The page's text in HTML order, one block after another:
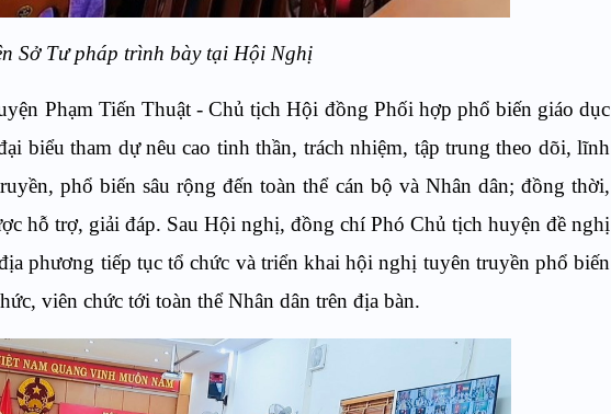
Sở Tư pháp trình bày tại Hội Nghị
Phạm Tiến Thuật - Chủ tịch Hội đồng Phối hợp phổ biến giáo dục
biểu tham dự nêu cao tinh thần, trách nhiệm, tập trung theo dõi, lĩnh
phổ biến sâu rộng đến toàn thể cán bộ và Nhân dân; đồng thời,
hỗ trợ, giải đáp. Sau Hội nghị, đồng chí Phó Chủ tịch huyện đề nghị
phương tiếp tục tổ chức và triển khai hội nghị tuyên truyền phổ biến
viên chức tới toàn thể Nhân dân trên địa bàn.